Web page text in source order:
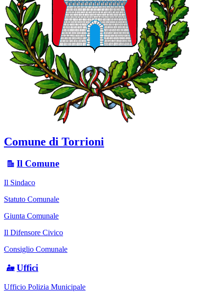
Comune di Torrioni
Il Comune
Il Sindaco
Statuto Comunale
Giunta Comunale
Il Difensore Civico
Consiglio Comunale
Uffici
Ufficio Polizia Municipale